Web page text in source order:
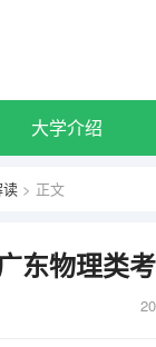
大学介绍
> 正文
东物理类